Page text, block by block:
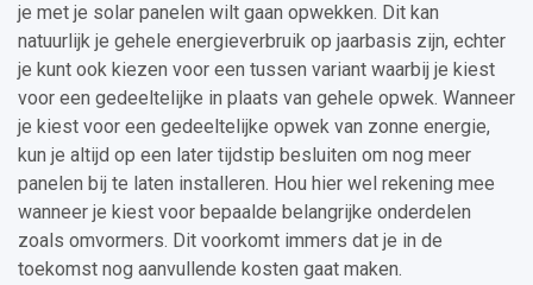
je met je solar panelen wilt gaan opwekken. Dit kan
natuurlijk je gehele energieverbruik op jaarbasis zijn, echter
je kunt ook kiezen voor een tussen variant waarbij je kiest
voor een gedeeltelijke in plaats van gehele opwek. Wanneer
je kiest voor een gedeeltelijke opwek van zonne energie,
kun je altijd op een later tijdstip besluiten om nog meer
panelen bij te laten installeren. Hou hier wel rekening mee
wanneer je kiest voor bepaalde belangrijke onderdelen
zoals omvormers. Dit voorkomt immers dat je in de
toekomst nog aanvullende kosten gaat maken.